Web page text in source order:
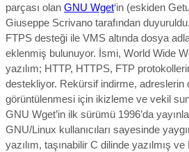
parçası olan GNU Wget‘in (eskiden
Giuseppe Scrivano tarafından
FTPS desteği ile VMS altında dosya
eklenmiş bulunuyor. İsmi, World Wide
yazılım; HTTP, HTTPS, FTP
destekliyor. Rekürsif indirme, adreslerin
görüntülenmesi için ikizleme ve vekil
GNU Wget’in ilk sürümü 1996’da
GNU/Linux kullanıcıları sayesinde
yazılım, taşınabilir C dilinde yazılmış